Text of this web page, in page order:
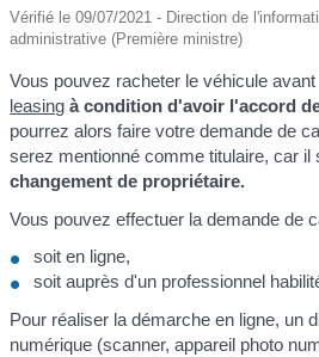
Vérifié le 09/07/2021 - Direction de
administrative (Première ministre)
Vous pouvez racheter le véhicule
leasing à condition d'avoir l'accord
pourrez alors faire votre demande de
serez mentionné comme titulaire, car il
changement de propriétaire.
Vous pouvez effectuer la demande de
soit en ligne,
soit auprès d'un professionnel
Pour réaliser la démarche en ligne, un
numérique (scanner, appareil photo